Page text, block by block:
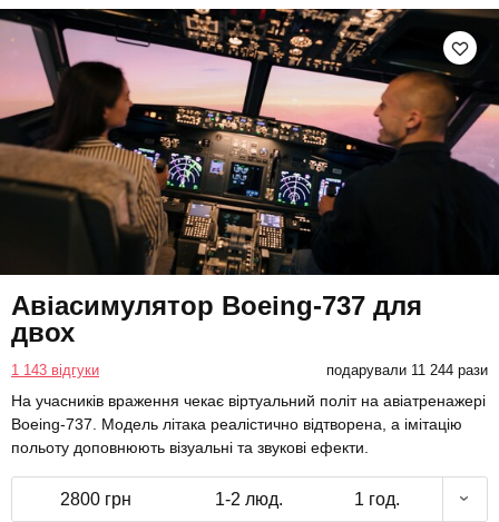
Авіасимулятор Boeing-737 для
двох
1 143 відгуки подарували 11 244 рази
На учасників враження чекає віртуальний політ на авіатренажері
Boeing-737. Модель літака реалістично відтворена, а імітацію
польоту доповнюють візуальні та звукові ефекти.
2800 грн 1-2 люд. 1 год.